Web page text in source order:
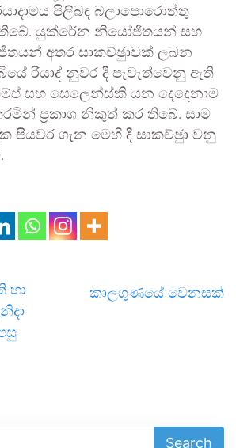
පිලිබඳ බලාපොරොත්තු
යුක්රේන නියෝජිතයන් සහ
අතර සාකච්ඡුාවක් ලබන
රියාද් නුවර දී පැවැත්වෙනු ඇති
සහ සෙලෙන්ස්කි යන දෙදෙනාම
ප‍්‍රකාශ නිකුත් කර තිබේ. සාම
පියවර ගැන මෙහි දී සාකච්ඡුා වනු
හා
කාලගුණයේ වෙනසක්